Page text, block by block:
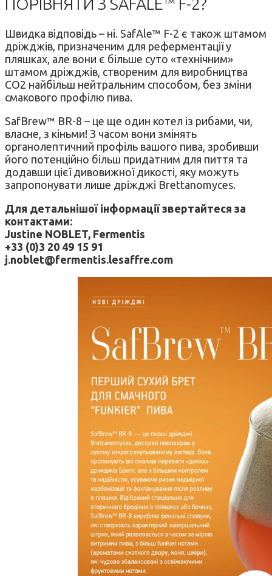
ПОРІВНЯТИ З SAFALE™ F-2?
Швидка відповідь – ні. SafAle™ F-2 є також штамом
дріжджів, призначеним для реферментації у
пляшках, але вони є більше суто «технічним»
штамом дріжджів, створеним для виробництва
CO2 найбільш нейтральним способом, без зміни
смакового профілю пива.
SafBrew™ BR-8 – це ще один котел із рибами, чи,
власне, з кіньми! З часом вони змінять
органолептичний профіль вашого пива, зробивши
його потенційно більш придатним для пиття та
додавши цієї дивовижної дикості, яку можуть
запропонувати лише дріжджі Brettanomyces.
Для детальнішої інформації звертайтеся за
контактами:
Justine NOBLET, Fermentis
+33 (0)3 20 49 15 91
j.noblet@fermentis.lesaffre.com